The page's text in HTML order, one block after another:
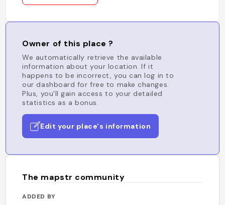
Owner of this place ?
We automatically retrieve the available
information about your location. If it
happens to be incorrect, you can log in to
our dashboard for free to make changes.
Plus, you'll gain access to your detailed
statistics as a bonus.
Edit your place's information
The mapstr community
ADDED BY